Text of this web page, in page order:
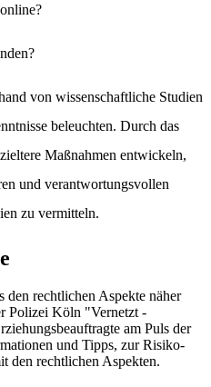
von wissenschaftliche Studien
beleuchten. Durch das
Maßnahmen entwickeln,
und verantwortungsvollen
zu vermitteln.
rechtlichen Aspekte näher
Polizei Köln "Vernetzt -
am Puls der
und Tipps, zur Risiko-
den rechtlichen Aspekten.